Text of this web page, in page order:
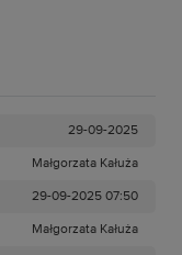
29-09-2025
Małgorzata Kałuża
29-09-2025 07:50
Małgorzata Kałuża